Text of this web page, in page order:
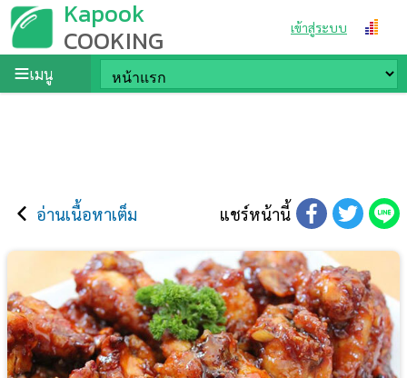
Kapook
COOKING เข้าสู่ระบบ
เมนู
อ่านเนื้อหาเต็ม แชร์หน้านี้